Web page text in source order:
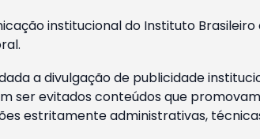
institucional do Instituto
a divulgação de publicidade
ser evitados conteúdos que
estritamente administrativas,